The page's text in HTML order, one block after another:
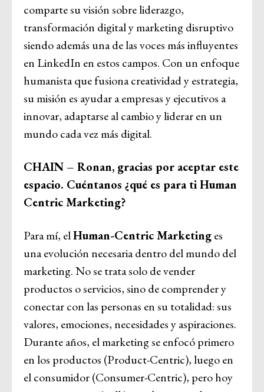
comparte su visión sobre liderazgo,
transformación digital y marketing disruptivo
siendo además una de las voces más influyentes
en LinkedIn en estos campos. Con un enfoque
humanista que fusiona creatividad y estrategia,
su misión es ayudar a empresas y ejecutivos a
innovar, adaptarse al cambio y liderar en un
mundo cada vez más digital.
CHAIN – Ronan, gracias por aceptar este
espacio. Cuéntanos ¿qué es para ti Human
Centric Marketing?
Para mí, elHuman-Centric Marketinges
una evolución necesaria dentro del mundo del
marketing. No se trata solo de vender
productos o servicios, sino de comprender y
conectar con las personas en su totalidad: sus
valores, emociones, necesidades y aspiraciones.
Durante años, el marketing se enfocó primero
en los productos (Product-Centric), luego en
el consumidor (Consumer-Centric), pero hoy